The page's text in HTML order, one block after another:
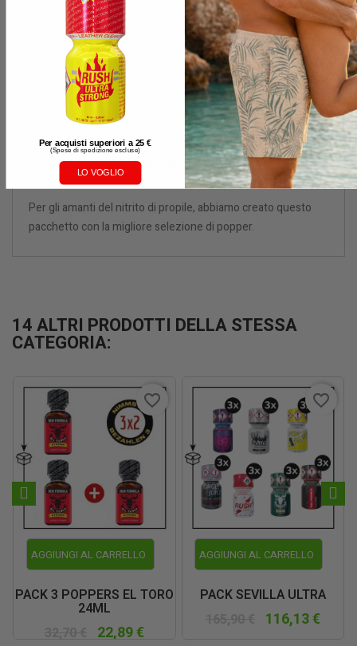
CONDIVIDI
DESCRIZIONE
DETTAGLI DEL PRODOTTO
Per gli amanti del nitrito di propile, abbiamo creato questo
pacchetto con la migliore selezione di popper.
14 ALTRI PRODOTTI DELLA STESSA
CATEGORIA:
AGGIUNGI AL CARRELLO
PACK 3 POPPERS EL TORO
24ML
22,89 €
favorite_border
AGGIUNGI AL CARRELLO
PACK SEVILLA ULTRA
116,13 €
favorite_border
Per acquisti superiori a 25 €
(Spese di spedizione escluse)
LO VOGLIO